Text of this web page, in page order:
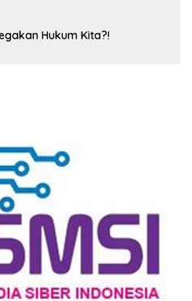
Hukum Kita?!